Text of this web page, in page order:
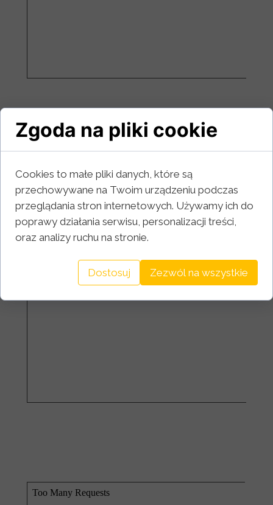
Zgoda na pliki cookie
Cookies to małe pliki danych, które są
przechowywane na Twoim urządzeniu podczas
przeglądania stron internetowych. Używamy ich do
poprawy działania serwisu, personalizacji treści,
oraz analizy ruchu na stronie.
Dostosuj Zezwól na wszystkie